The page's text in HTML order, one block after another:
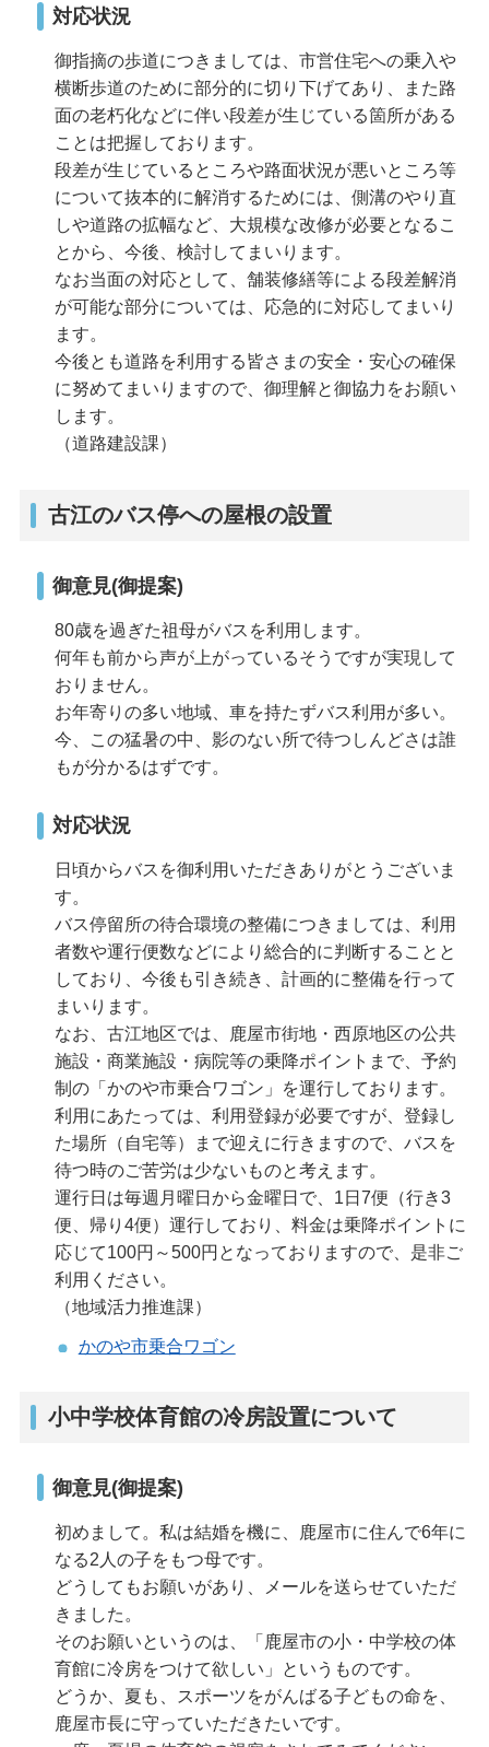
対応状況
御指摘の歩道につきましては、市営住宅への乗入や
横断歩道のために部分的に切り下げてあり、また路
面の老朽化などに伴い段差が生じている箇所がある
ことは把握しております。
段差が生じているところや路面状況が悪いところ等
について抜本的に解消するためには、側溝のやり直
しや道路の拡幅など、大規模な改修が必要となるこ
とから、今後、検討してまいります。
なお当面の対応として、舗装修繕等による段差解消
が可能な部分については、応急的に対応してまいり
ます。
今後とも道路を利用する皆さまの安全・安心の確保
に努めてまいりますので、御理解と御協力をお願い
します。
（道路建設課）
古江のバス停への屋根の設置
御意見(御提案)
80歳を過ぎた祖母がバスを利用します。
何年も前から声が上がっているそうですが実現して
おりません。
お年寄りの多い地域、車を持たずバス利用が多い。
今、この猛暑の中、影のない所で待つしんどさは誰
もが分かるはずです。
対応状況
日頃からバスを御利用いただきありがとうございま
す。
バス停留所の待合環境の整備につきましては、利用
者数や運行便数などにより総合的に判断することと
しており、今後も引き続き、計画的に整備を行って
まいります。
なお、古江地区では、鹿屋市街地・西原地区の公共
施設・商業施設・病院等の乗降ポイントまで、予約
制の「かのや市乗合ワゴン」を運行しております。
利用にあたっては、利用登録が必要ですが、登録し
た場所（自宅等）まで迎えに行きますので、バスを
待つ時のご苦労は少ないものと考えます。
運行日は毎週月曜日から金曜日で、1日7便（行き3
便、帰り4便）運行しており、料金は乗降ポイントに
応じて100円～500円となっておりますので、是非ご
利用ください。
（地域活力推進課）
かのや市乗合ワゴン
小中学校体育館の冷房設置について
御意見(御提案)
初めまして。私は結婚を機に、鹿屋市に住んで6年に
なる2人の子をもつ母です。
どうしてもお願いがあり、メールを送らせていただ
きました。
そのお願いというのは、「鹿屋市の小・中学校の体
育館に冷房をつけて欲しい」というものです。
どうか、夏も、スポーツをがんばる子どもの命を、
鹿屋市長に守っていただきたいです。